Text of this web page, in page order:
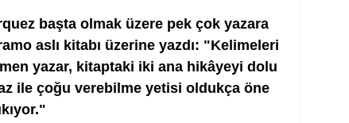
başta olmak üzere pek çok yazara
aslı kitabı üzerine yazdı: "Kelimeleri
yazar, kitaptaki iki ana hikâyeyi dolu
ile çoğu verebilme yetisi oldukça öne